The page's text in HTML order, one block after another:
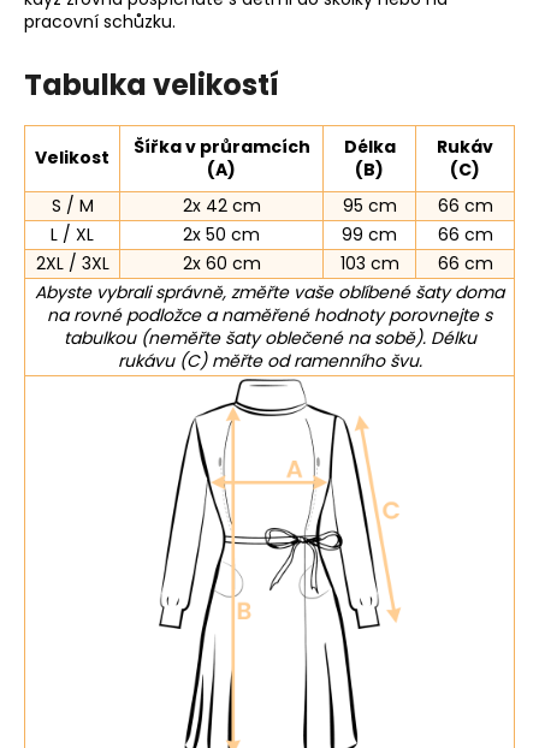
pracovní schůzku.
Tabulka velikostí
Velikost
Šířka v průramcích
(A)
Délka
(B)
Rukáv
(C)
S / M
2x 42 cm 95 cm
66 cm
L / XL
2x 50 cm 99 cm
66 cm
2XL / 3XL
2x 60 cm 103 cm
66 cm
Abyste vybrali správně, změřte vaše oblíbené šaty doma
na rovné podložce a naměřené hodnoty porovnejte s
tabulkou (neměřte šaty oblečené na sobě). Délku
rukávu (C) měřte od ramenního švu.